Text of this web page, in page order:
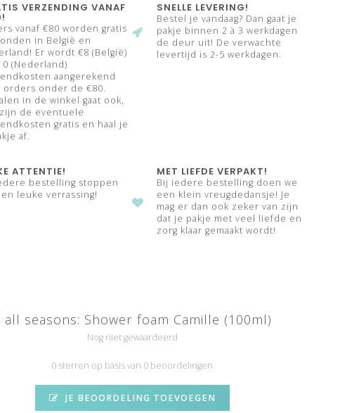
VERZENDING VANAF
vanaf €80 worden gratis
in België en
Er wordt €8 (België)
(Nederland)
aangerekend
orders onder de €80.
in de winkel gaat ook,
de eventuele
gratis en haal je
af.
SNELLE LEVERING!
Bestel je vandaag? Dan gaat je
pakje binnen 2 à 3 werkdagen
de deur uit! De verwachte
levertijd is 2-5 werkdagen.
ATTENTIE!
bestelling stoppen
leuke verrassing!
MET LIEFDE VERPAKT!
Bij iedere bestelling doen we
een klein vreugdedansje! Je
mag er dan ook zeker van zijn
dat je pakje met veel liefde en
zorg klaar gemaakt wordt!
all seasons: Shower foam Camille (100ml)
Nog niet gewaardeerd
0 sterren op basis van 0 beoordelingen
JE BEOORDELING TOEVOEGEN